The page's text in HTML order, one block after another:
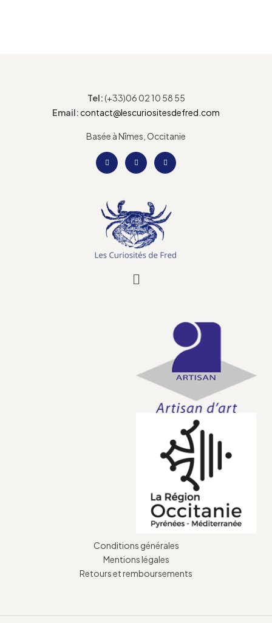
Tel:(+33)06 02 10 58 55
Email:contact@lescuriositesdefred.com
Basée à Nîmes, Occitanie
Conditions générales
Mentions légales
Retours et remboursements